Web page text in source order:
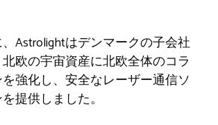
Astrolightはデンマークの子会社
欧の宇宙資産に北欧全体のコラ
強化し、安全なレーザー通信ソ
提供しました。